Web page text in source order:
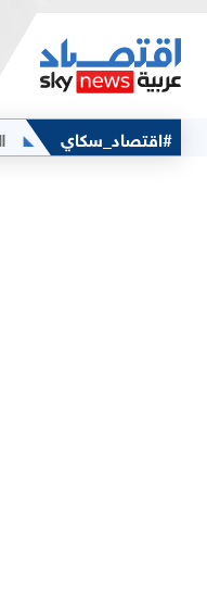
#اقتصاد_سكاي
(+0.36%) البلاديوم